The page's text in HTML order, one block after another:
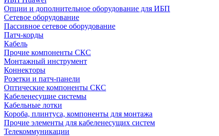
Опции и дополнительное оборудование для ИБП
Сетевое оборудование
Пассивное сетевое оборудование
Патч-корды
Кабель
Прочие компоненты СКС
Монтажный инструмент
Коннекторы
Розетки и патч-панели
Оптические компоненты СКС
Кабеленесущие системы
Кабельные лотки
Короба, плинтуса, компоненты для монтажа
Прочие элементы для кабеленесущих систем
Телекоммуникации